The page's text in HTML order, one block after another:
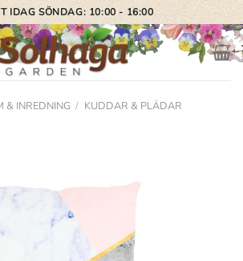
IDAG SÖNDAG: 10:00 - 16:00
& INREDNING / KUDDAR & PLÄDAR